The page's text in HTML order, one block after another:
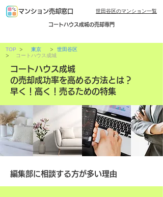
マンション売却窓口 世田谷区のマンション一覧
コートハウス成城の売却専門
TOP > 東京
>
>
コートハウス成城
世田谷区
コートハウス成城
の売却成功率を高める方法とは？
早く！高く！売るための特集
編集部に相談する方が多い理由